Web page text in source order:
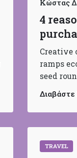
Κώστας
4
Creative
ramps
seed
TRAVEL